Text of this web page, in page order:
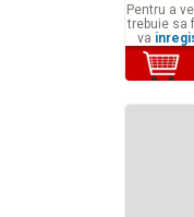
Pentru a
trebuie sa
va